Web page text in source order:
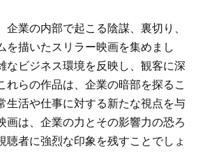
企業の内部で起こる陰謀、裏切り、
を描いたスリラー映画を集めまし
なビジネス環境を反映し、観客に深
れらの作品は、企業の暗部を探るこ
生活や仕事に対する新たな視点を与
画は、企業の力とその影響力の恐ろ
聴者に強烈な印象を残すことでしょ